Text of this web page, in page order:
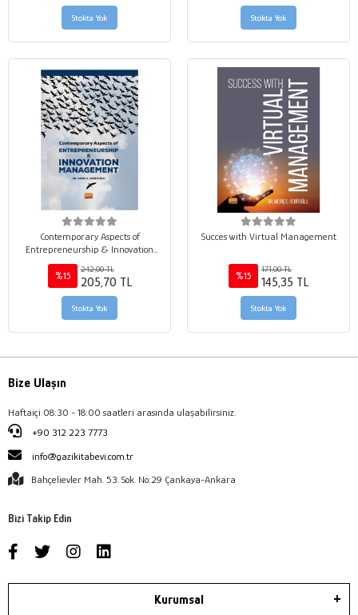
Stokta Yok Stokta Yok
Contemporary Aspects of
Entrepreneurship & Innovation
Management
%15
242,00 TL
205,70 TL
Stokta Yok
Succes with Virtual Management
%15
171,00 TL
145,35 TL
Stokta Yok
Bize Ulaşın
Haftaiçi 08:30 - 18:00 saatleri arasında ulaşabilirsiniz.
+90 312 223 7773
info@gazikitabevi.com.tr
Bahçelievler Mah. 53. Sok. No:29 Çankaya-Ankara
Bizi Takip Edin
Kurumsal